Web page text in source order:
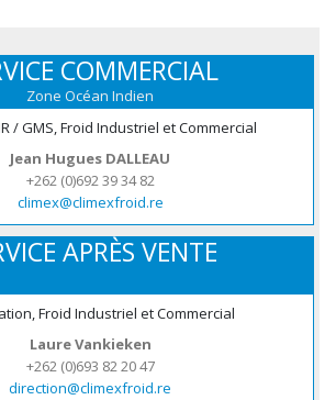
COMMERCIAL
Zone Océan Indien
/ GMS, Froid Industriel et Commercial
Jean Hugues DALLEAU
+262 (0)692 39 34 82
climex@climexfroid.re
APRÈS VENTE
Froid Industriel et Commercial
Laure Vankieken
+262 (0)693 82 20 47
direction@climexfroid.re